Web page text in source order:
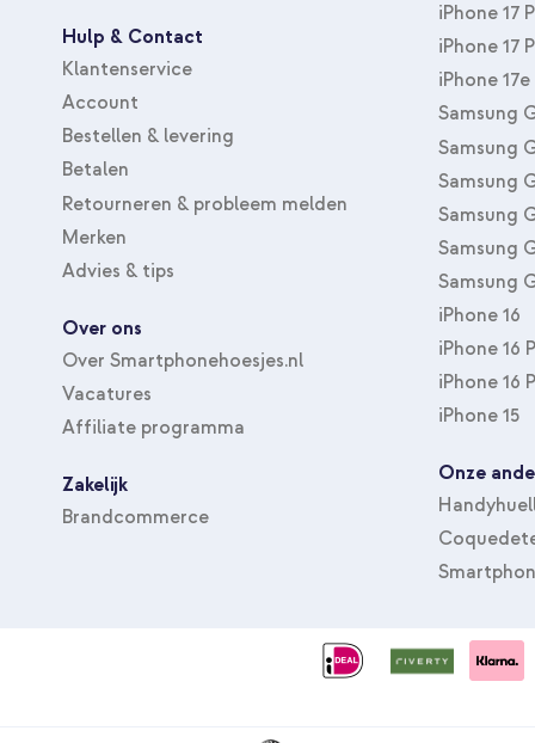
Hulp & Contact
Klantenservice
Account
Bestellen & levering
Betalen
Retourneren & probleem melden
Merken
Advies & tips
Over ons
Over Smartphonehoesjes.nl
Vacatures
Affiliate programma
Zakelijk
Brandcommerce
iPhone 17
iPhone 17
iPhone 17e
Samsung
Samsung
Samsung
Samsung
Samsung
Samsung
iPhone 16
iPhone 16
iPhone 16
iPhone 15
Onze